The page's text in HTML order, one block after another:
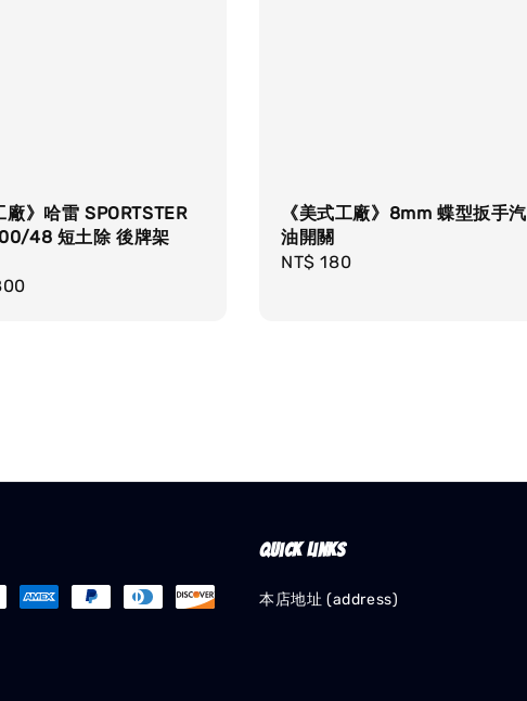
廠》哈雷 SPORTSTER
48 短土除 後牌架
《美式工廠》8mm 蝶型扳手汽
油開關
Regular
NT$ 180
Quick links
本店地址 (address)